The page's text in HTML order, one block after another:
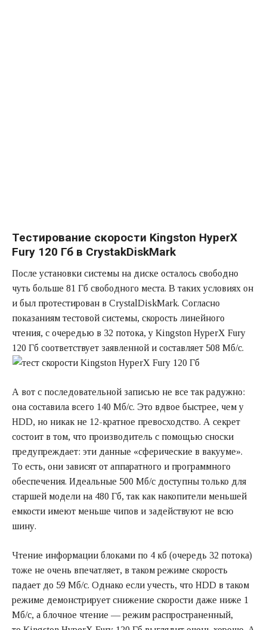
Тестирование скорости Kingston HyperX
Fury 120 Гб в CrystakDiskMark
После установки системы на диске осталось свободно
чуть больше 81 Гб свободного места. В таких условиях он
и был протестирован в CrystalDiskMark. Согласно
показаниям тестовой системы, скорость линейного
чтения, с очередью в 32 потока, у Kingston HyperX Fury
120 Гб соответствует заявленной и составляет 508 Мб/с.
А вот с последовательной записью не все так радужно:
она составила всего 140 Мб/с. Это вдвое быстрее, чем у
HDD, но никак не 12-кратное превосходство. А секрет
состоит в том, что производитель с помощью сноски
предупреждает: эти данные «сферические в вакууме».
То есть, они зависят от аппаратного и программного
обеспечения. Идеальные 500 Мб/с доступны только для
старшей модели на 480 Гб, так как накопители меньшей
емкости имеют меньше чипов и задействуют не всю
шину.
Чтение информации блоками по 4 кб (очередь 32 потока)
тоже не очень впечатляет, в таком режиме скорость
падает до 59 Мб/с. Однако если учесть, что HDD в таком
режиме демонстрирует снижение скорости даже ниже 1
Мб/с, а блочное чтение — режим распространенный,